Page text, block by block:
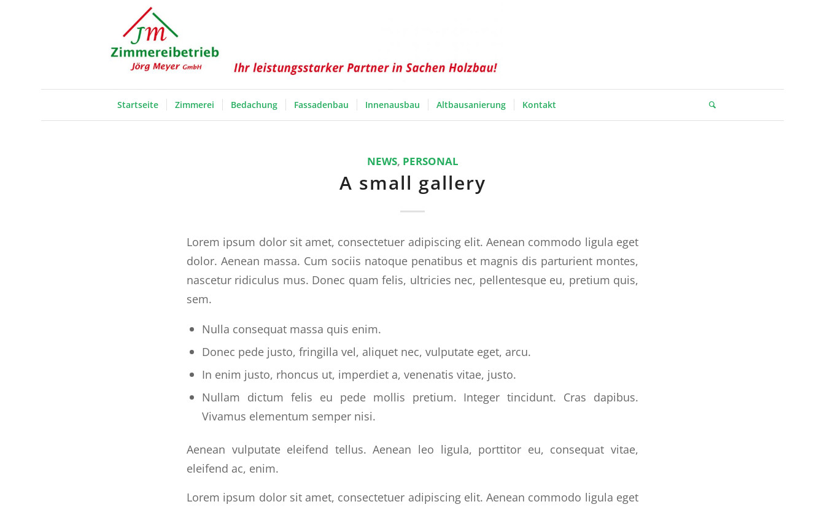
Startseite Zimmerei Bedachung Fassadenbau Innenausbau Altbausanierung Kontakt
NEWS, PERSONAL
A small gallery
Lorem ipsum dolor sit amet, consectetuer adipiscing elit. Aenean commodo ligula eget
dolor. Aenean massa. Cum sociis natoque penatibus et magnis dis parturient montes,
nascetur ridiculus mus. Donec quam felis, ultricies nec, pellentesque eu, pretium quis,
sem.
Nulla consequat massa quis enim.
Donec pede justo, fringilla vel, aliquet nec, vulputate eget, arcu.
In enim justo, rhoncus ut, imperdiet a, venenatis vitae, justo.
Nullam dictum felis eu pede mollis pretium. Integer tincidunt. Cras dapibus.
Vivamus elementum semper nisi.
Aenean vulputate eleifend tellus. Aenean leo ligula, porttitor eu, consequat vitae,
eleifend ac, enim.
Lorem ipsum dolor sit amet, consectetuer adipiscing elit. Aenean commodo ligula eget